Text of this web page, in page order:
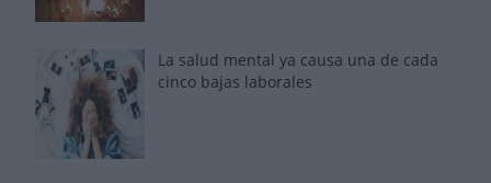
La salud mental ya causa una de cada
cinco bajas laborales